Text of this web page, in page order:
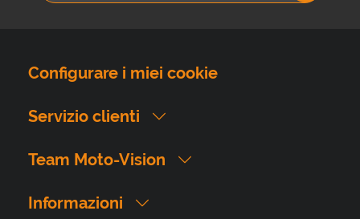
Configurare i miei cookie
Servizio clienti
Team Moto-Vision
Informazioni